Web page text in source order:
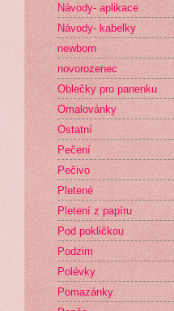
Návody- aplikace
Návody- kabelky
newborn
novorozenec
Oblečky pro panenku
Omalovánky
Ostatní
Pečení
Pečivo
Pletené
Pletení z papíru
Pod pokličkou
Podzim
Polévky
Pomazánky